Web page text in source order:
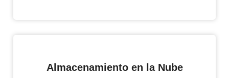
Almacenamiento en la Nube